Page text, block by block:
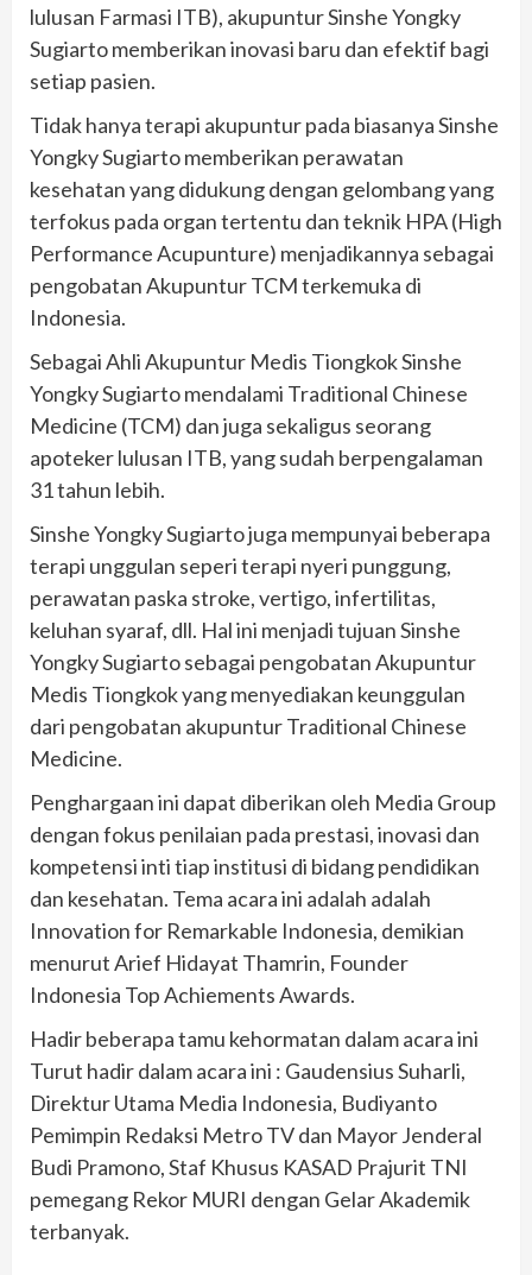
lulusan Farmasi ITB), akupuntur Sinshe Yongky
Sugiarto memberikan inovasi baru dan efektif bagi
setiap pasien.
Tidak hanya terapi akupuntur pada biasanya Sinshe
Yongky Sugiarto memberikan perawatan
kesehatan yang didukung dengan gelombang yang
terfokus pada organ tertentu dan teknik HPA (High
Performance Acupunture) menjadikannya sebagai
pengobatan Akupuntur TCM terkemuka di
Indonesia.
Sebagai Ahli Akupuntur Medis Tiongkok Sinshe
Yongky Sugiarto mendalami Traditional Chinese
Medicine (TCM) dan juga sekaligus seorang
apoteker lulusan ITB, yang sudah berpengalaman
31 tahun lebih.
Sinshe Yongky Sugiarto juga mempunyai beberapa
terapi unggulan seperi terapi nyeri punggung,
perawatan paska stroke, vertigo, infertilitas,
keluhan syaraf, dll. Hal ini menjadi tujuan Sinshe
Yongky Sugiarto sebagai pengobatan Akupuntur
Medis Tiongkok yang menyediakan keunggulan
dari pengobatan akupuntur Traditional Chinese
Medicine.
Penghargaan ini dapat diberikan oleh Media Group
dengan fokus penilaian pada prestasi, inovasi dan
kompetensi inti tiap institusi di bidang pendidikan
dan kesehatan. Tema acara ini adalah adalah
Innovation for Remarkable Indonesia, demikian
menurut Arief Hidayat Thamrin, Founder
Indonesia Top Achiements Awards.
Hadir beberapa tamu kehormatan dalam acara ini
Turut hadir dalam acara ini : Gaudensius Suharli,
Direktur Utama Media Indonesia, Budiyanto
Pemimpin Redaksi Metro TV dan Mayor Jenderal
Budi Pramono, Staf Khusus KASAD Prajurit TNI
pemegang Rekor MURI dengan Gelar Akademik
terbanyak.